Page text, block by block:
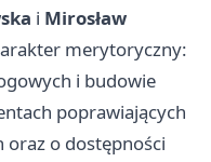
i Mirosław
merytoryczny:
i budowie
poprawiających
oraz o dostępności